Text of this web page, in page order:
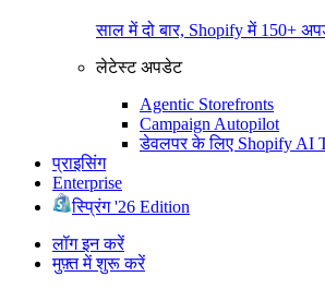
साल में दो बार, Shopify में 150+
लेटेस्ट अपडेट
Agentic Storefronts
Campaign Autopilot
डेवलपर के लिए Shopify AI
प्राइसिंग
Enterprise
स्प्रिंग '26 Edition
लॉग इन करें
मुफ़्त में शुरू करें